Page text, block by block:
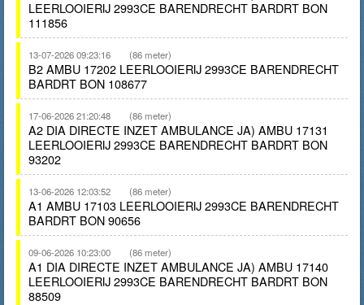
LEERLOOIERIJ 2993CE BARENDRECHT BARDRT BON
111856
13-07-2026 09:23:16 (86 meter)
B2 AMBU 17202 LEERLOOIERIJ 2993CE BARENDRECHT
BARDRT BON 108677
17-06-2026 21:20:48 (86 meter)
A2 DIA DIRECTE INZET AMBULANCE JA) AMBU 17131
LEERLOOIERIJ 2993CE BARENDRECHT BARDRT BON
93202
13-06-2026 12:03:52 (86 meter)
A1 AMBU 17103 LEERLOOIERIJ 2993CE BARENDRECHT
BARDRT BON 90656
09-06-2026 10:23:00 (86 meter)
A1 DIA DIRECTE INZET AMBULANCE JA) AMBU 17140
LEERLOOIERIJ 2993CE BARENDRECHT BARDRT BON
88509